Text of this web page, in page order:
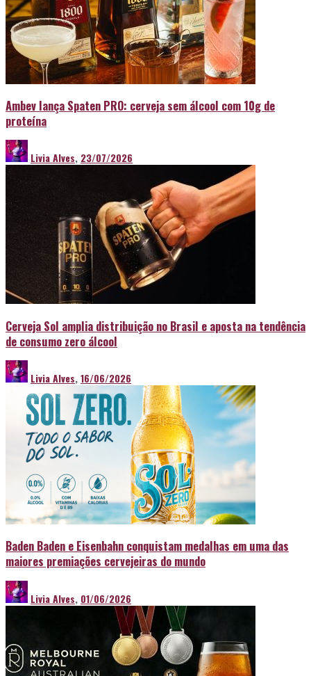
Ambev lança Spaten PRO: cerveja sem álcool com 10g de
proteína
Livia Alves, 23/07/2026
Cerveja Sol amplia distribuição no Brasil e aposta na tendência
de consumo zero álcool
Livia Alves,16/06/2026
Baden Baden e Eisenbahn conquistam medalhas em uma das
maiores premiações cervejeiras do mundo
Livia Alves, 01/06/2026